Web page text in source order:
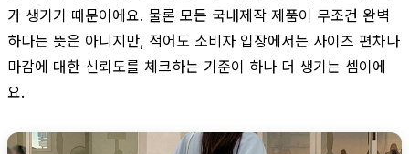
가 생기기 때문이에요. 물론 모든 국내제작 제품이 무조건 완벽
하다는 뜻은 아니지만, 적어도 소비자 입장에서는 사이즈 편차나
마감에 대한 신뢰도를 체크하는 기준이 하나 더 생기는 셈이에
요.